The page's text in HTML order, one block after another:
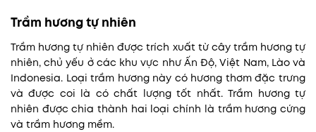
Trầm hương tự nhiên
Trầm hương tự nhiên được trích xuất từ cây trầm hương tự
nhiên, chủ yếu ở các khu vực như Ấn Độ, Việt Nam, Lào và
Indonesia. Loại trầm hương này có hương thơm đặc trưng
và được coi là có chất lượng tốt nhất. Trầm hương tự
nhiên được chia thành hai loại chính là trầm hương cứng
và trầm hương mềm.